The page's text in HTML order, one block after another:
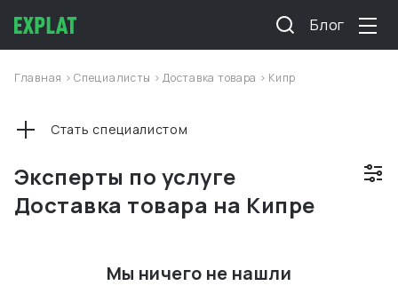
Блог
Главная >Специалисты >Доставка товара > Кипр
Эксперты по услуге
Доставка товара на Кипре
Стать специалистом
Мы ничего не нашли